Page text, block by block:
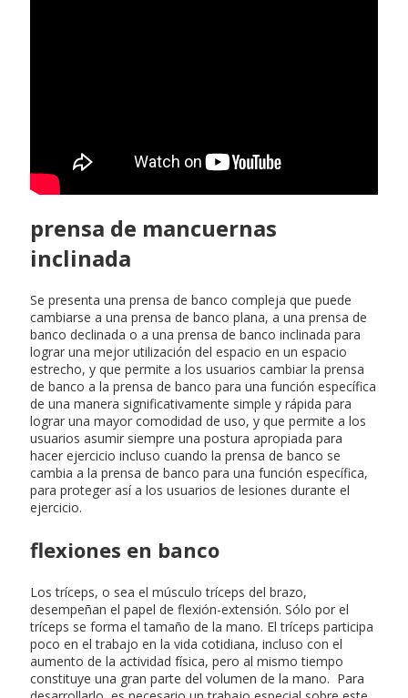
prensa de mancuernas
inclinada
Se presenta una prensa de banco compleja que puede
cambiarse a una prensa de banco plana, a una prensa de
banco declinada o a una prensa de banco inclinada para
lograr una mejor utilización del espacio en un espacio
estrecho, y que permite a los usuarios cambiar la prensa
de banco a la prensa de banco para una función específica
de una manera significativamente simple y rápida para
lograr una mayor comodidad de uso, y que permite a los
usuarios asumir siempre una postura apropiada para
hacer ejercicio incluso cuando la prensa de banco se
cambia a la prensa de banco para una función específica,
para proteger así a los usuarios de lesiones durante el
ejercicio.
flexiones en banco
Los tríceps, o sea el músculo tríceps del brazo,
desempeñan el papel de flexión-extensión. Sólo por el
tríceps se forma el tamaño de la mano. El tríceps participa
poco en el trabajo en la vida cotidiana, incluso con el
aumento de la actividad física, pero al mismo tiempo
constituye una gran parte del volumen de la mano. Para